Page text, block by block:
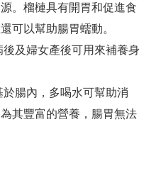
。榴槤具有開胃和促進食
可以幫助腸胃蠕動。
及婦女產後可用來補養身
腸內，多喝水可幫助消
其豐富的營養，腸胃無法